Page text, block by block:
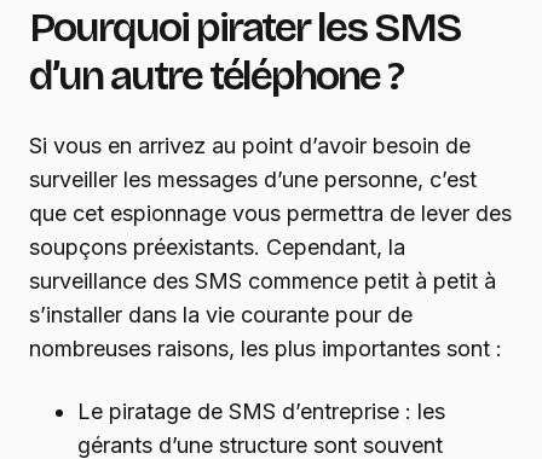
Pourquoi pirater les SMS
d’un autre téléphone ?
Si vous en arrivez au point d’avoir besoin de
surveiller les messages d’une personne, c’est
que cet espionnage vous permettra de lever des
soupçons préexistants. Cependant, la
surveillance des SMS commence petit à petit à
s’installer dans la vie courante pour de
nombreuses raisons, les plus importantes sont :
Le piratage de SMS d’entreprise : les
gérants d’une structure sont souvent